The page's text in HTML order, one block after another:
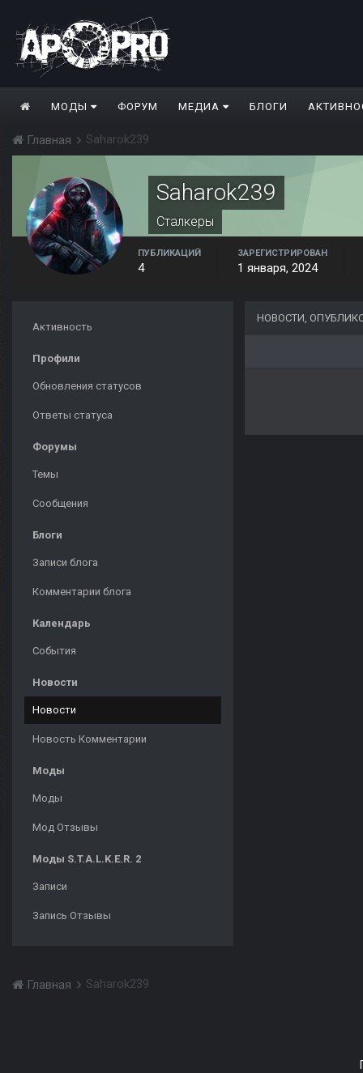
МОДЫ ФОРУМ МЕДИА БЛОГИ
Главная Saharok239
Saharok239
Сталкеры
ПУБЛИКАЦИЙ
4
ЗАРЕГИСТРИРОВАН
1 января, 2024
Активность
Профили
Обновления статусов
Ответы статуса
Форумы
Темы
Сообщения
Блоги
Записи блога
Комментарии блога
Календарь
События
Новости
Новости
Новость Комментарии
Моды
Моды
Мод Отзывы
Моды S.T.A.L.K.E.R. 2
Записи
Запись Отзывы
НОВОСТИ,
Главная Saharok239